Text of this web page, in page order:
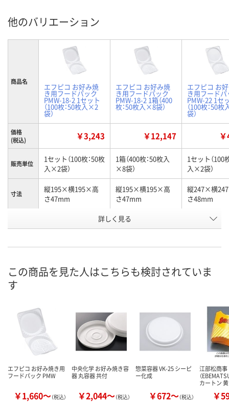
他のバリエーション
商品名
エフピコ お好み焼
き用フードパック
PMW-18-2 1セット
（100枚：50枚入×2
袋）
エフピコ お好み焼
き用フードパック
PMW-18-2 1箱（400
枚：50枚入×8袋）
エフピコ お
き用フードパ
PMW-22 1セ
（100枚：50
袋）
価格
(税込)
￥3,243 ￥12,147
販売単位
1セット（100枚：50枚
入×2袋）
1箱（400枚：50枚入
×8袋）
1セット（100
入×2袋）
寸法
縦195×横195×高
さ47mm
縦195×横195×高
さ47mm
縦247×横
さ48mm
UE85471 UE85466
8月9日（日）
カゴへ カゴへ カ
詳しく見る
この商品を見た人はこちらも検討されていま
す
エフピコ お好み焼き用
フードパック PMW
￥1,660～（税込）
中央化学 お好み焼き容
器 丸容器 共付
￥2,044～（税込）
惣菜容器 VK-25 シーピ
ー化成
￥672～（税込）
江部松商事
（
カートン 黄
￥